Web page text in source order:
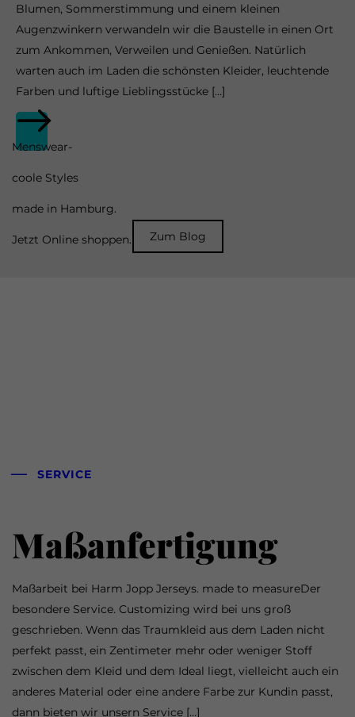
Blumen, Sommerstimmung und einem kleinen
Augenzwinkern verwandeln wir die Baustelle in einen Ort
zum Ankommen, Verweilen und Genießen. Natürlich
warten auch im Laden die schönsten Kleider, leuchtende
Farben und luftige Lieblingsstücke […]
Zum Blog
Menswear-
coole Styles
made in Hamburg.
Jetzt Online shoppen.
SERVICE
Maßanfertigung
Maßarbeit bei Harm Jopp Jerseys. made to measureDer
besondere Service. Customizing wird bei uns groß
geschrieben. Wenn das Traumkleid aus dem Laden nicht
perfekt passt, ein Zentimeter mehr oder weniger Stoff
zwischen dem Kleid und dem Ideal liegt, vielleicht auch ein
anderes Material oder eine andere Farbe zur Kundin passt,
dann bieten wir unsern Service […]